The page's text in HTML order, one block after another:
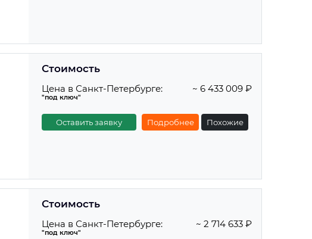
Стоимость
Цена в Санкт-Петербурге:
"под ключ"
~ 6 433 009 ₽
Оставить заявку Подробнее Похожие
Стоимость
Цена в Санкт-Петербурге:
"под ключ"
~ 2 714 633 ₽